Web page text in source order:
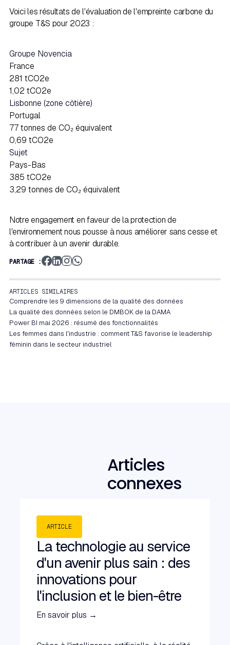
Voici les résultats de l'évaluation de l'empreinte carbone du
groupe T&S pour 2023 :
Groupe Novencia
France
281 tCO2e
1,02 tCO2e
Lisbonne (zone côtière)
Portugal
77 tonnes de CO₂ équivalent
0,69 tCO2e
Sujet
Pays-Bas
385 tCO2e
3,29 tonnes de CO₂ équivalent
Notre engagement en faveur de la protection de
l'environnement nous pousse à nous améliorer sans cesse et
à contribuer à un avenir durable.
PARTAGE :
ARTICLES SIMILAIRES
Comprendre les 9 dimensions de la qualité des données
La qualité des données selon le DMBOK de la DAMA
Power BI mai 2026 : résumé des fonctionnalités
Les femmes dans l'industrie : comment T&S favorise le leadership
féminin dans le secteur industriel
Articles
connexes
ARTICLE
La technologie au service
d'un avenir plus sain : des
innovations pour
l'inclusion et le bien-être
En savoir plus →